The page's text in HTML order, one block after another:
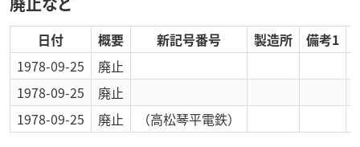
日付 概要 新記号番号 製造所 備考1
1978-09-25
廃止
1978-09-25
廃止
1978-09-25
廃止 （高松琴平電鉄）